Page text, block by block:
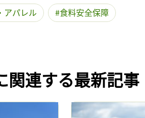
アパレル
食料安全保障
関連する最新記事